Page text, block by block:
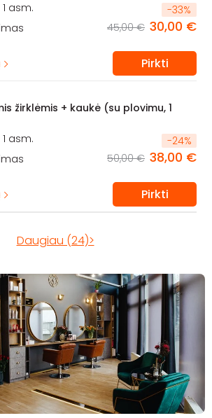
1 asm.
-33%
45,00 € 30,00 €
Pirkti
žirklėmis + kaukė (su plovimu, 1
1 asm.
-24%
50,00 € 38,00 €
Pirkti
Daugiau (24)>